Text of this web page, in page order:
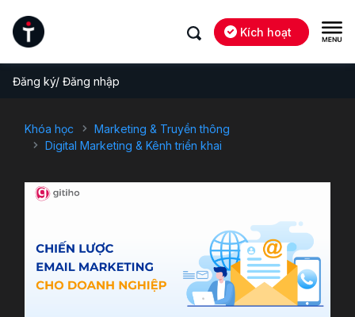
Kích hoạt
Đăng ký/ Đăng nhập
Khóa học
Marketing & Truyền thông
Digital Marketing & Kênh triển khai